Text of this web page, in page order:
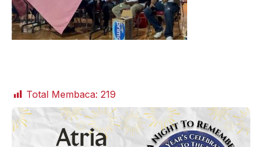
Total Membaca: 219